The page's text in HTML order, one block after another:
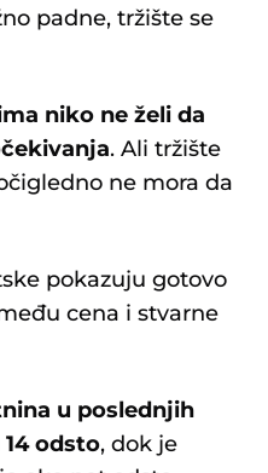
padne, tržište se
niko ne želi da
. Ali tržište
ne mora da
pokazuju gotovo
cena i stvarne
u poslednjih
odsto, dok je